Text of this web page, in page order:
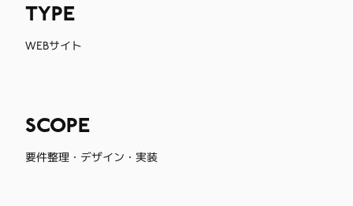
TYPE
WEBサイト
SCOPE
要件整理・デザイン・実装